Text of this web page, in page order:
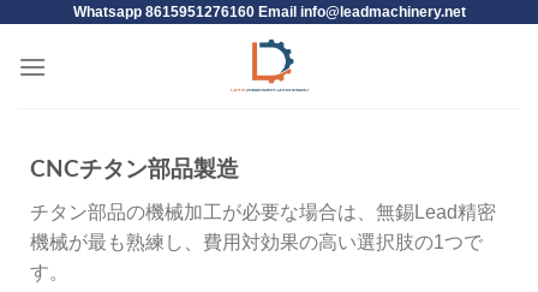
Whatsapp 8615951276160 Email info@leadmachinery.net
CNCチタン部品製造
チタン部品の機械加工が必要な場合は、無錫Lead精密
機械が最も熟練し、費用対効果の高い選択肢の1つで
す。